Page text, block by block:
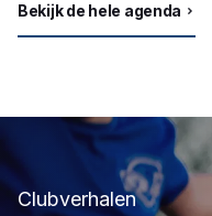
Bekijk de hele agenda
Clubverhalen